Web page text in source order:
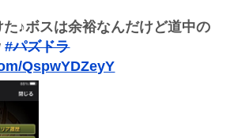
♪ボスは余裕なんだけど道中の
#パズドラ
QspwYDZeyY